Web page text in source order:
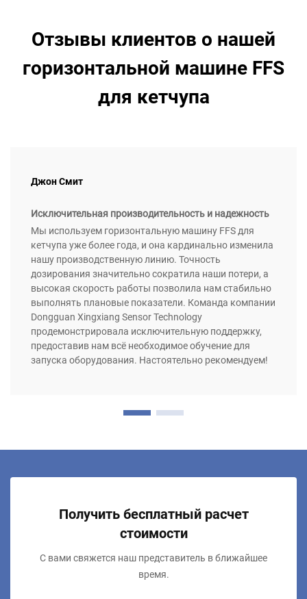
Отзывы клиентов о нашей
горизонтальной машине FFS
для кетчупа
Джон Смит
Исключительная производительность и надежность
Мы используем горизонтальную машину FFS для
кетчупа уже более года, и она кардинально изменила
нашу производственную линию. Точность
дозирования значительно сократила наши потери, а
высокая скорость работы позволила нам стабильно
выполнять плановые показатели. Команда компании
Dongguan Xingxiang Sensor Technology
продемонстрировала исключительную поддержку,
предоставив нам всё необходимое обучение для
запуска оборудования. Настоятельно рекомендуем!
Получить бесплатный расчет
стоимости
С вами свяжется наш представитель в ближайшее
время.